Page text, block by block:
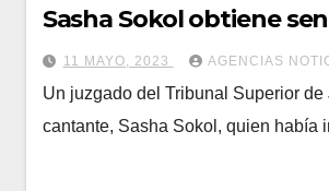
Sasha Sokol obtiene
11 MAYO, 2023 AGENCIAS
Un juzgado del Tribunal Superior
cantante, Sasha Sokol, quien